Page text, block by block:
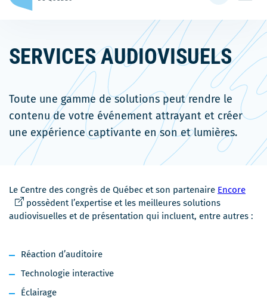
menu
barre
recherche
SERVICES AUDIOVISUELS
Toute une gamme de solutions peut rendre le
contenu de votre événement attrayant et créer
une expérience captivante en son et lumières.
Le Centre des congrès de Québec et son partenaire EncoreCe
possèdent l’expertise et les meilleures solutions
audiovisuelles et de présentation qui incluent, entre autres :
Réaction d’auditoire
Technologie interactive
Éclairage